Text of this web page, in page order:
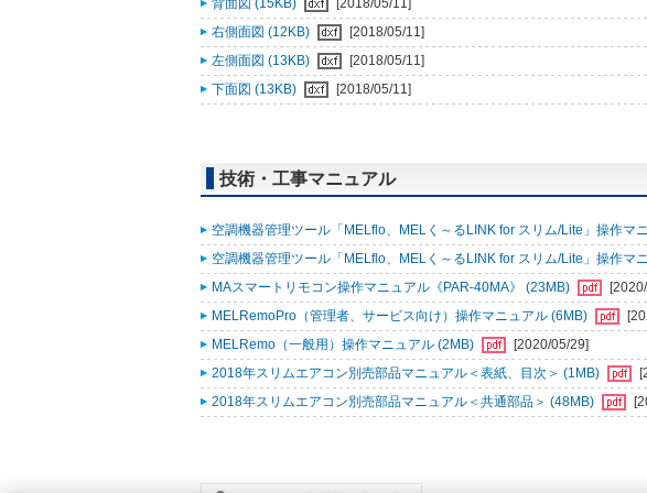
背面図 (15KB)
[2018/05/11]
右側面図 (12KB)
[2018/05/11]
左側面図 (13KB)
[2018/05/11]
下面図 (13KB)
[2018/05/11]
技術・工事マニュアル
空調機器管理ツール「MELflo、MELく～るLINK for スリム/Lite」操作マ
空調機器管理ツール「MELflo、MELく～るLINK for スリム/Lite」操作マ
MAスマートリモコン操作マニュアル《PAR-40MA》 (23MB)
MELRemoPro（管理者、サービス向け）操作マニュアル (6MB)
MELRemo（一般用）操作マニュアル (2MB)
[2020/05/29]
2018年スリムエアコン別売部品マニュアル＜表紙、目次＞ (1MB)
2018年スリムエアコン別売部品マニュアル＜共通部品＞ (48MB)